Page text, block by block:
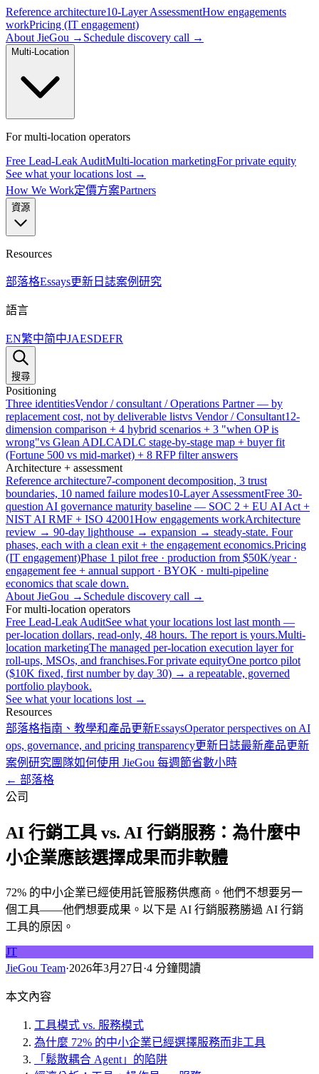
Reference architecture10-Layer AssessmentHow engagements
workPricing (IT engagement)
About JieGou → Schedule discovery call →
Multi-Location
For multi-location operators
Free Lead-Leak AuditMulti-location marketingFor private equity
See what your locations lost →
How We Work定價方案Partners
資源
Resources
部落格Essays更新日誌案例研究
語言
EN繁中简中JAESDEFR
搜尋
Positioning
Three identitiesVendor / consultant / Operations Partner — by
replacement cost, not by deliverable listvs Vendor / Consultant12-
dimension comparison + 4 hybrid scenarios + 3 "when OP is
wrong"vs Glean ADLCADLC stage-by-stage map + buyer fit
(Fortune 500 vs mid-market) + 8 RFP filter answers
Architecture + assessment
Reference architecture7-component decomposition, 3 trust
boundaries, 10 named failure modes10-Layer AssessmentFree 30-
question AI governance maturity baseline — SOC 2 + EU AI Act +
NIST AI RMF + ISO 42001How engagements workArchitecture
review → 90-day lighthouse → expansion → steady-state. Four
phases, each with a clean exit + the engagement economics.Pricing
(IT engagement)Phase 1 pilot free · production from $50K/year ·
engagement fee + annual support · BYOK · multi-pipeline
economics that scale down.
About JieGou → Schedule discovery call →
For multi-location operators
Free Lead-Leak AuditSee what your locations lost last month —
per-location dollars, read-only, 48 hours. The report is yours.Multi-
location marketingThe managed per-location execution layer for
roll-ups, MSOs, and franchises.For private equityOne portco pilot
($10K fixed, first number by day 30) → a repeatable, governed
portfolio playbook.
See what your locations lost →
Resources
部落格指南、教學和產品更新EssaysOperator perspectives on AI
ops, governance, and pricing transparency更新日誌最新產品更新
案例研究團隊如何使用 JieGou 每週節省數小時
← 部落格
公司
AI 行銷工具 vs. AI 行銷服務：為什麼中
小企業應該選擇成果而非軟體
72% 的中小企業已經使用託管服務供應商。他們不想要另一
個工具——他們想要成果。以下是 AI 行銷服務勝過 AI 行銷
工具的原因。
JT
JieGou Team·2026年3月27日 ·4 分鐘閱讀
本文內容
工具模式 vs. 服務模式
為什麼 72% 的中小企業已經選擇服務而非工具
「鬆散耦合 Agent」的陷阱